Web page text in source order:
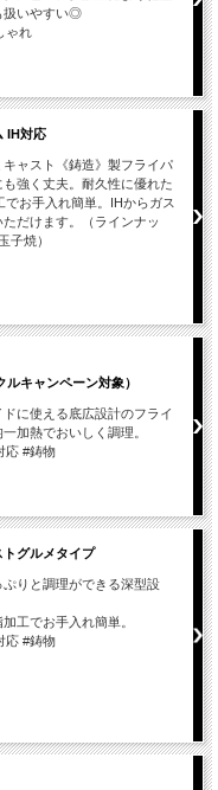
扱いやすい◎
ゃれ
IH対応
ャスト《鋳造》製フライパ
強く丈夫。耐久性に優れた
お手入れ簡単。IHからガス
だけます。（ラインナッ
子焼）
キャンペーン対象）
に使える底広設計のフライ
加熱でおいしく調理。
応 #鋳物
トグルメタイプ
りと調理ができる深型設
工でお手入れ簡単。
応 #鋳物